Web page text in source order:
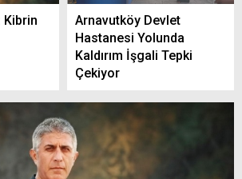
Kibrin
Arnavutköy Devlet
Hastanesi Yolunda
Kaldırım İşgali Tepki
Çekiyor